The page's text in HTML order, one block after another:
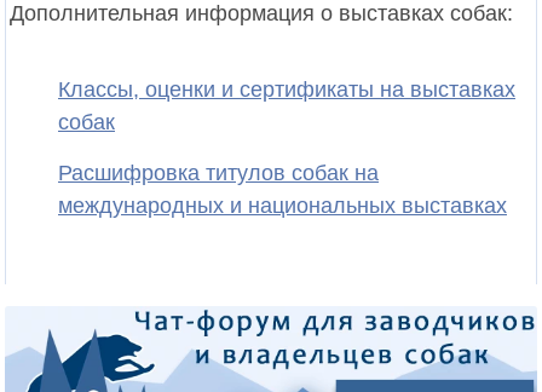
Дополнительная информация о выставках собак:
Классы, оценки и сертификаты на выставках
собак
Расшифровка титулов собак на
международных и национальных выставках